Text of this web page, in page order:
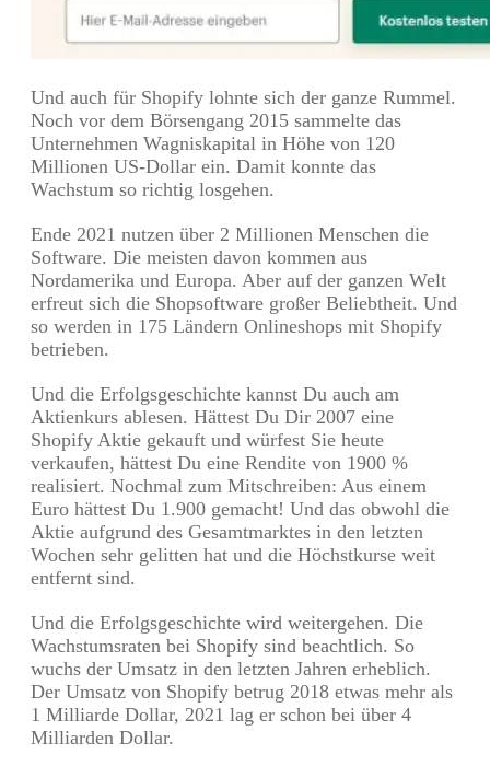
Und auch für Shopify lohnte sich der ganze Rummel.
Noch vor dem Börsengang 2015 sammelte das
Unternehmen Wagniskapital in Höhe von 120
Millionen US-Dollar ein. Damit konnte das
Wachstum so richtig losgehen.
Ende 2021 nutzen über 2 Millionen Menschen die
Software. Die meisten davon kommen aus
Nordamerika und Europa. Aber auf der ganzen Welt
erfreut sich die Shopsoftware großer Beliebtheit. Und
so werden in 175 Ländern Onlineshops mit Shopify
betrieben.
Und die Erfolgsgeschichte kannst Du auch am
Aktienkurs ablesen. Hättest Du Dir 2007 eine
Shopify Aktie gekauft und würfest Sie heute
verkaufen, hättest Du eine Rendite von 1900 %
realisiert. Nochmal zum Mitschreiben: Aus einem
Euro hättest Du 1.900 gemacht! Und das obwohl die
Aktie aufgrund des Gesamtmarktes in den letzten
Wochen sehr gelitten hat und die Höchstkurse weit
entfernt sind.
Und die Erfolgsgeschichte wird weitergehen. Die
Wachstumsraten bei Shopify sind beachtlich. So
wuchs der Umsatz in den letzten Jahren erheblich.
Der Umsatz von Shopify betrug 2018 etwas mehr als
1 Milliarde Dollar, 2021 lag er schon bei über 4
Milliarden Dollar.